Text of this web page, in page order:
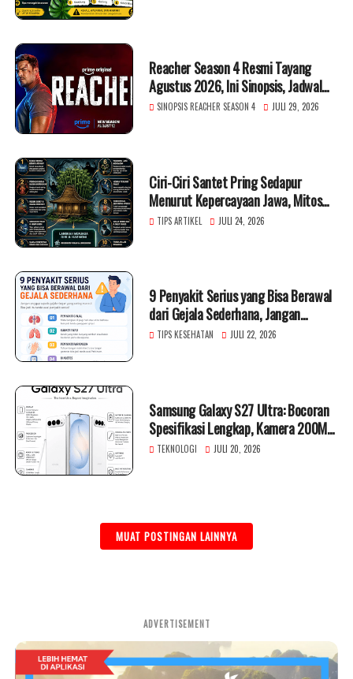
Reacher Season 4 Resmi Tayang
Agustus 2026, Ini Sinopsis, Jadwal
Rilis, dan Daftar Pemerannya
SINOPSIS REACHER SEASON 4 JULI 29, 2026
Ciri-Ciri Santet Pring Sedapur
Menurut Kepercayaan Jawa, Mitos
atau Fakta?
TIPS ARTIKEL JULI 24, 2026
9 Penyakit Serius yang Bisa Berawal
dari Gejala Sederhana, Jangan
Diabaikan!
TIPS KESEHATAN JULI 22, 2026
Samsung Galaxy S27 Ultra: Bocoran
Spesifikasi Lengkap, Kamera 200MP
dan Galaxy AI
TEKNOLOGI JULI 20, 2026
MUAT POSTINGAN LAINNYA
ADVERTISEMENT